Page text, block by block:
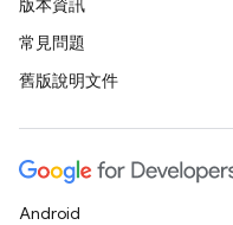
版本資訊
常見問題
舊版說明文件
Android